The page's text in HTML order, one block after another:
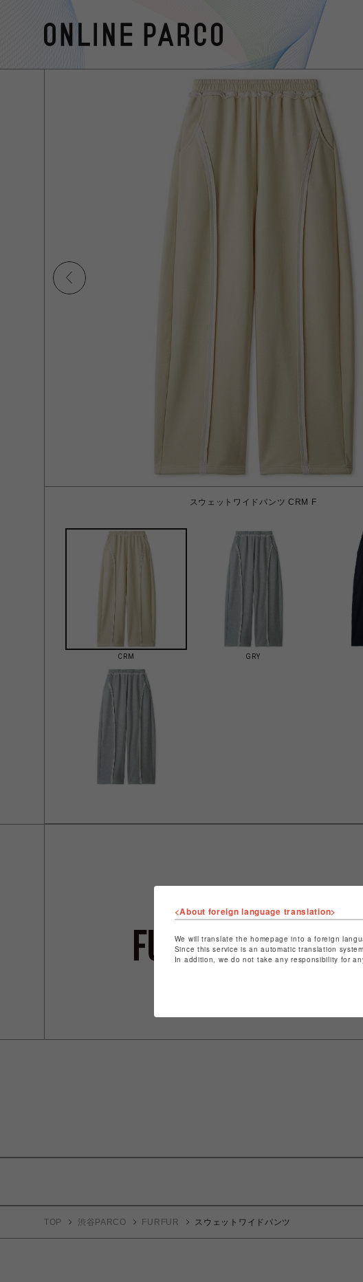
スウェットワイドパンツ CRM F
CRM GRY
ショップ名
特定商取引
ショップお
TOP 渋谷PARCO FURFUR スウェットワイドパンツ
<About foreign language translation>
We will translate the homepage into a foreign
Since this service is an automatic translation
In addition, we do not take any responsibility for